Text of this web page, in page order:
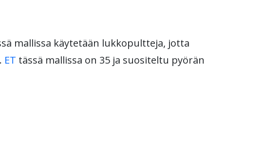
mallissa käytetään lukkopultteja, jotta
ET tässä mallissa on 35 ja suositeltu pyörän